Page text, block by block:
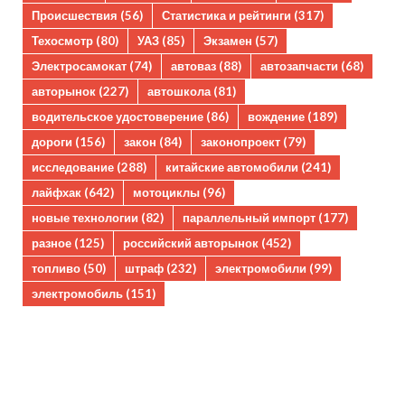
Происшествия (56) Статистика и рейтинги (317)
Техосмотр (80) УАЗ (85) Экзамен (57)
Электросамокат (74) автоваз (88) автозапчасти (68)
авторынок (227) автошкола(81)
водительское удостоверение (86) вождение (189)
дороги (156) закон (84) законопроект (79)
исследование (288) китайские автомобили (241)
лайфхак (642) мотоциклы (96)
новые технологии (82) параллельный импорт (177)
разное (125) российский авторынок (452)
топливо (50) штраф (232) электромобили (99)
электромобиль (151)